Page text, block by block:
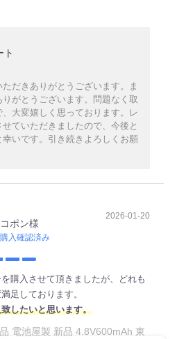
ト
だきありがとうございます。ま
がとうございます。問題なく取
大変嬉しく思っております。レ
ていただきましたので、今後と
いです。引き続きよろしくお願
ポン様
購入確認済み
2026-01-20
購入させて頂きましたが、どれも
足しております。
したいと思います。
電池屋製 新品 4.8V600mAh 東